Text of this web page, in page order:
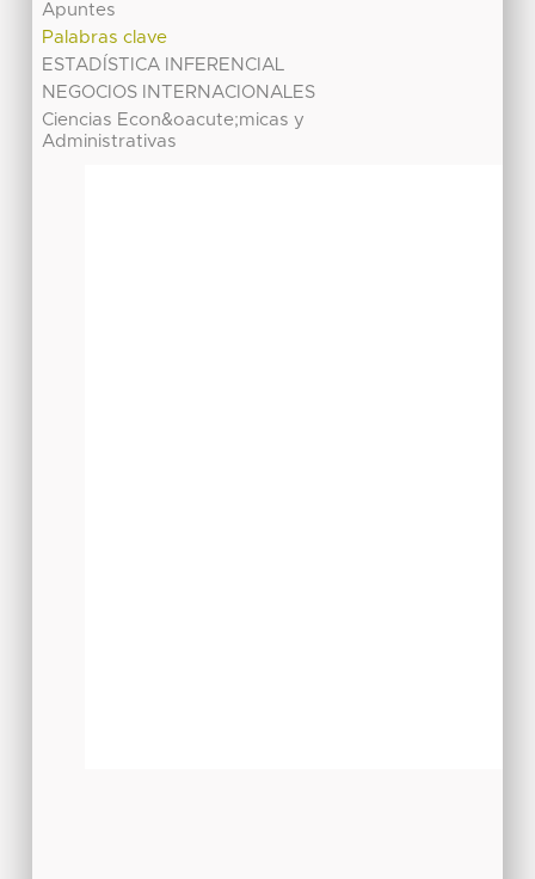
Apuntes
Palabras clave
ESTADÍSTICA INFERENCIAL
NEGOCIOS INTERNACIONALES
Ciencias Econ&oacute;micas y
Administrativas